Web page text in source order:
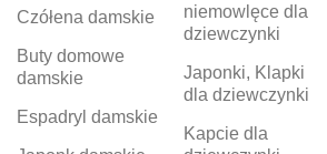
Czółena damskie
Buty domowe
damskie
Espadryl damskie
niemowlęce dla
dziewczynki
Japonki, Klapki
dla dziewczynki
Kapcie dla